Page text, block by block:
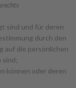
sind und für deren
durch den
auf die persönlichen
sind;
können oder deren